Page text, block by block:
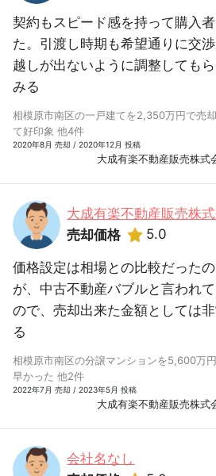
契約もスピード感を持って購入
た。引渡し時期も希望通りに交
越しが出ないように調整しても
みる
相模原市南区の一戸建てを2,350万円で売
て好印象 他4件
2020年8月 売却 / 2020年12月 投稿
大成有楽不動産販売株式
大成有楽不動産販売株
売却価格
5.0
価格設定は相場との比較だった
が、中古不動産バブルと言われ
ので、売却出来た金額としては
る
相模原市南区の分譲マンションを5,600万
早かった 他2件
2022年7月 売却 / 2023年5月 投稿
大成有楽不動産販売株式
会社名なし